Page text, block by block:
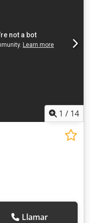
1 / 14
Llamar